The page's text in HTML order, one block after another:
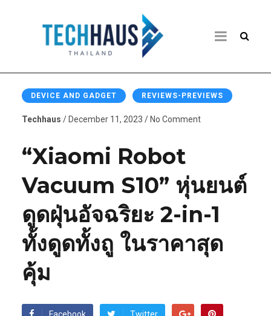
DEVICE AND GADGET REVIEWS-PREVIEWS
Techhaus / December 11, 2023 / No Comment
“Xiaomi Robot
Vacuum S10” หุ่นยนต์
ดูดฝุ่นอัจฉริยะ 2-in-1
ทั้งดูดทั้งถู ในราคาสุด
คุ้ม